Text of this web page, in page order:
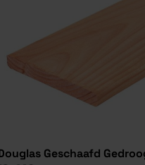
Geschaafd